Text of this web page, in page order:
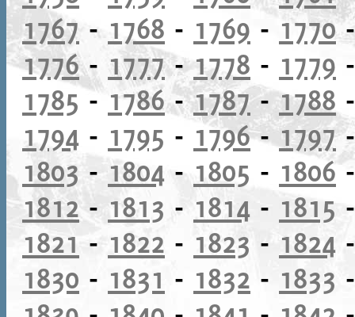
1767- 1768 - 1769 - 1770
1776- 1777-1778 - 1779
1785- 1786-1787-1788
1794 - 1795 - 1796-1797
1803 -1804 - 1805 - 1806
1812- 1813 - 1814 - 1815
1821 - 1822 - 1823 - 1824
1830 - 1831 - 1832 - 1833